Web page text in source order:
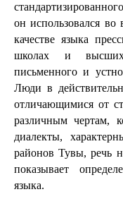
он использовался
качестве языка
школах и высших
письменного и
Люди в
отличающимися от
различным чертам,
диалекты,
районов Тувы, речь
показывает
языка.